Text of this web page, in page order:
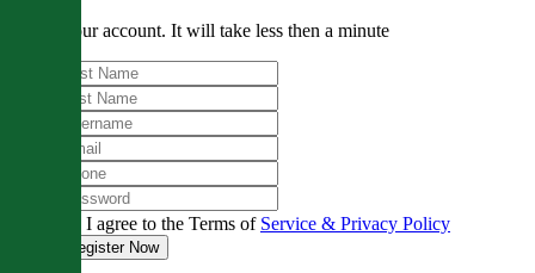
Create your account. It will take less then a minute
I agree to the Terms of Service & Privacy Policy